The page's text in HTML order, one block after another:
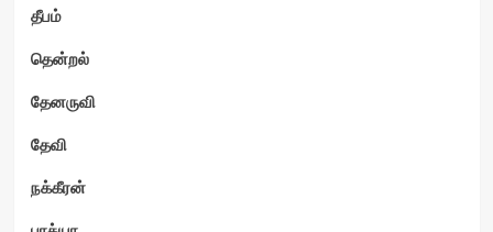
தீபம்
தென்றல்
தேனருவி
தேவி
நக்கீரன்